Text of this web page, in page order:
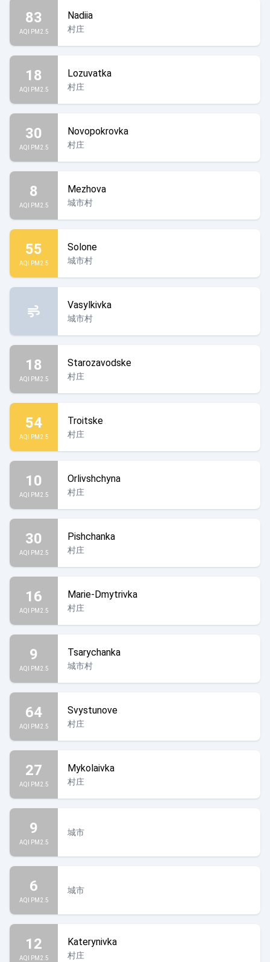
83
AQI PM2.5
Nadiia
村庄
18
AQI PM2.5
Lozuvatka
村庄
30
AQI PM2.5
Novopokrovka
村庄
8
AQI PM2.5
Mezhova
城市村
55
AQI PM2.5
Solone
城市村
Vasylkivka
城市村
18
AQI PM2.5
Starozavodske
村庄
54
AQI PM2.5
Troitske
村庄
10
AQI PM2.5
Orlivshchyna
村庄
30
AQI PM2.5
Pishchanka
村庄
16
AQI PM2.5
Marie-Dmytrivka
村庄
9
AQI PM2.5
Tsarychanka
城市村
64
AQI PM2.5
Svystunove
村庄
27
AQI PM2.5
Mykolaivka
村庄
9
AQI PM2.5
城市
6
AQI PM2.5
城市
12
AQI PM2.5
Katerynivka
村庄